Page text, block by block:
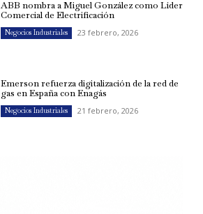
ABB nombra a Miguel González como Líder
Comercial de Electrificación
Negocios Industriales 23 febrero, 2026
Emerson refuerza digitalización de la red de
gas en España con Enagás
Negocios Industriales 21 febrero, 2026